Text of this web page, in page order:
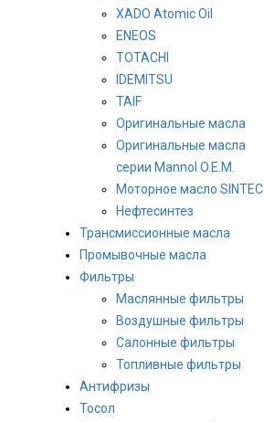
XADO Atomic Oil
ENEOS
TOTACHI
IDEMITSU
TAIF
Оригинальные масла
Оригинальные масла
серии Mannol O.E.M.
Моторное масло SINTEC
Нефтесинтез
Трансмиссионные масла
Промывочные масла
Фильтры
Маслянные фильтры
Воздушные фильтры
Салонные фильтры
Топливные фильтры
Антифризы
Тосол